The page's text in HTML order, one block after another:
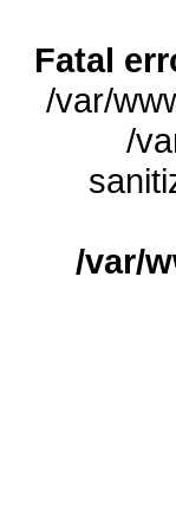
Fatal
/var/
/
/var/